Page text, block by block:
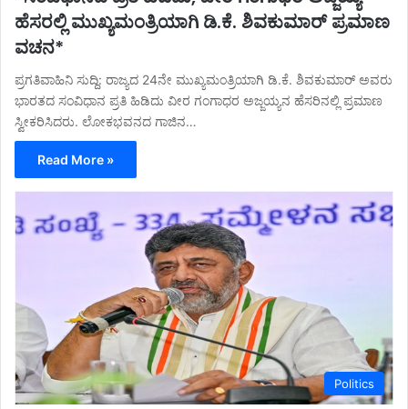
ಹೆಸರಲ್ಲಿ ಮುಖ್ಯಮಂತ್ರಿಯಾಗಿ ಡಿ.ಕೆ. ಶಿವಕುಮಾರ್ ಪ್ರಮಾಣ
ವಚನ*
ಪ್ರಗತಿವಾಹಿನಿ ಸುದ್ದಿ: ರಾಜ್ಯದ 24ನೇ ಮುಖ್ಯಮಂತ್ರಿಯಾಗಿ ಡಿ.ಕೆ. ಶಿವಕುಮಾರ್ ಅವರು
ಭಾರತದ ಸಂವಿಧಾನ ಪ್ರತಿ ಹಿಡಿದು ವೀರ ಗಂಗಾಧರ ಅಜ್ಜಯ್ಯನ ಹೆಸರಿನಲ್ಲಿ ಪ್ರಮಾಣ
ಸ್ವೀಕರಿಸಿದರು. ಲೋಕಭವನದ ಗಾಜಿನ…
Read More »
Politics